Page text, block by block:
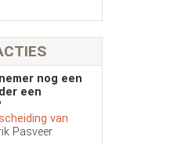
nog een
een
van
Pasveer